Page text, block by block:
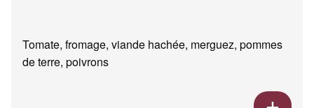
Tomate, fromage, viande hachée, merguez, pommes
de terre, poivrons